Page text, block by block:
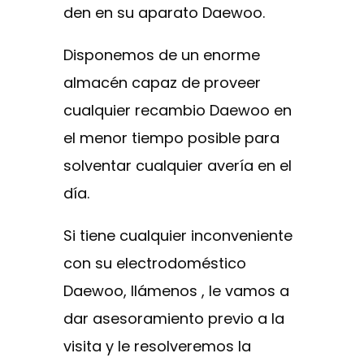
den en su aparato Daewoo.
Disponemos de un enorme
almacén capaz de proveer
cualquier recambio Daewoo en
el menor tiempo posible para
solventar cualquier avería en el
día.
Si tiene cualquier inconveniente
con su electrodoméstico
Daewoo, llámenos , le vamos a
dar asesoramiento previo a la
visita y le resolveremos la